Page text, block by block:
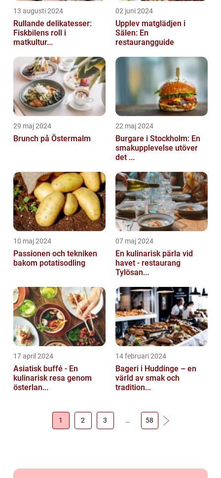
13 augusti 2024
Rullande delikatesser:
Fiskbilens roll i
matkultur...
02 juni 2024
Upplev matglädjen i
Sälen: En
restaurangguide
29 maj 2024
Brunch på Östermalm
22 maj 2024
Burgare i Stockholm: En
smakupplevelse utöver
det ...
10 maj 2024
Passionen och tekniken
bakom potatisodling
07 maj 2024
En kulinarisk pärla vid
havet - restaurang
Tylösan...
17 april 2024
Asiatisk buffé - En
kulinarisk resa genom
österlan...
14 februari 2024
Bageri i Huddinge – en
värld av smak och
tradition...
1 2 3 … 58